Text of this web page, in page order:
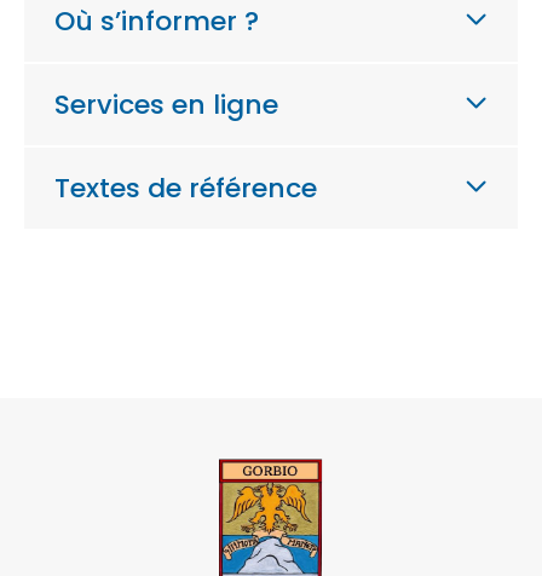
Où s’informer ?
Services en ligne
Textes de référence